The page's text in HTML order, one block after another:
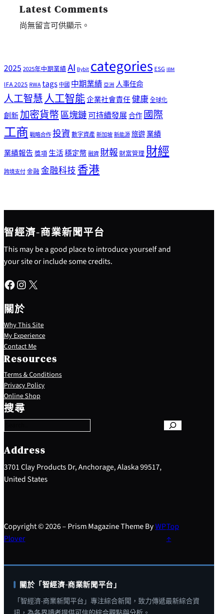
Latest Comments
尚無留言可供顯示。
20252025年中期業績AI Bybitcategories ESG IBM
IFA 2025 RWAtags 中國 中期業績 亞洲 人事任命
人工智慧人工智能企業社會責任健康全球化
創新加密貨幣區塊鏈可持續發展合作國際
工商 戰略合作投資數字資產新加坡新能源旅遊業績
業績報告 獎項生活穩定幣融資 財報 財富管理財經
跨境支付金融 金融科技香港
智經濟-商業新聞平台
This may be a good place to introduce yourself and
your site or include some credits.
Facebook Instagram X
關於
Why This Site
My Experience
Contact Me
Resources
Terms & Conditions
Privacy Policy
Online Shop
搜尋
S
e
a
c
h
Address
3701 Clay Products Dr, Anchorage, Alaska 99517,
United States
Copyright © 2026 – Prism Magazine Theme ByWP
Plover
Top
↑
關於「智經濟-商業新聞平台」
「智經濟-商業新聞平台」專注綜合新聞，致力傳遞最新綜合資